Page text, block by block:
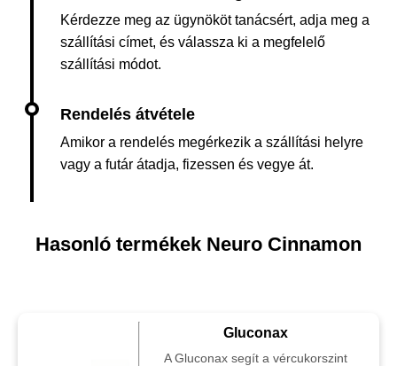
Kérdezze meg az ügynököt tanácsért, adja meg a
szállítási címet, és válassza ki a megfelelő
szállítási módot.
Amikor a rendelés megérkezik a szállítási helyre
vagy a futár átadja, fizessen és vegye át.
Hasonló termékek Neuro Cinnamon
Gluconax
A Gluconax segít a vércukorszint